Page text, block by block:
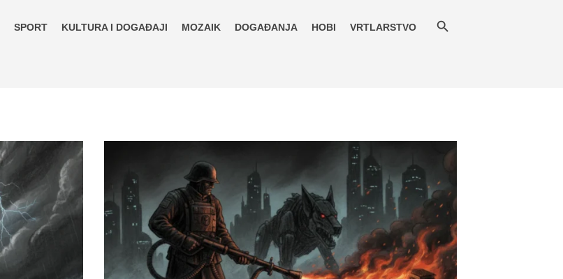
SPORT KULTURA I DOGAĐAJI MOZAIK DOGAĐANJA HOBI VRTLARSTVO